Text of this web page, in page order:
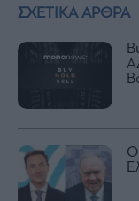
ΣΧΕΤΙΚΑ ΑΡΘΡΑ
Ο